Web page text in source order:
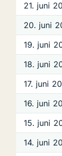
21. juni
20. juni
19. juni
18. juni
17. juni
16. juni
15. juni
14. juni